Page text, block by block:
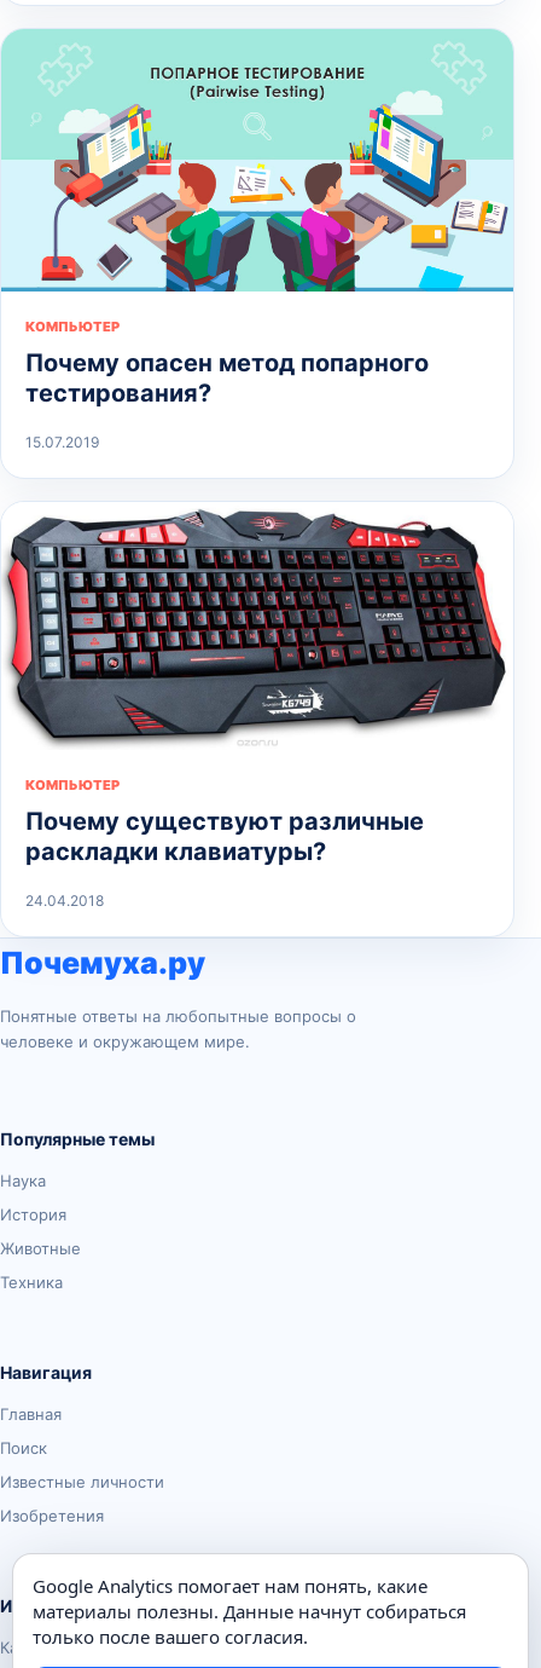
КОМПЬЮТЕР
Почему опасен метод попарного
тестирования?
15.07.2019
КОМПЬЮТЕР
Почему существуют различные
раскладки клавиатуры?
24.04.2018
Почемуха.ру
Понятные ответы на любопытные вопросы о
человеке и окружающем мире.
Популярные темы
Наука
История
Животные
Техника
Навигация
Главная
Поиск
Известные личности
Изобретения
Информация
Карта сайта
Google Analytics помогает нам понять, какие
материалы полезны. Данные начнут собираться
только после вашего согласия.